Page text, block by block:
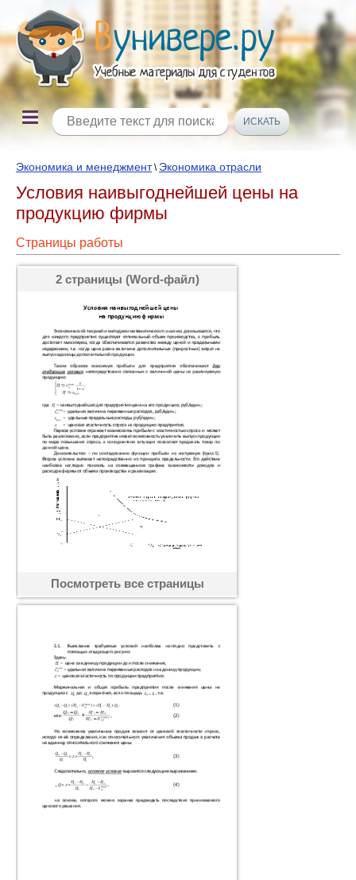
Экономика и менеджмент\ Экономика отрасли
Условия наивыгоднейшей цены на
продукцию фирмы
Страницы работы
2 страницы (Word-файл)
Посмотреть все страницы